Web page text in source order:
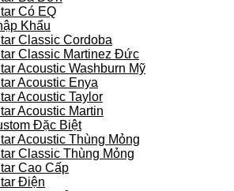
Có EQ
Khẩu
Classic Cordoba
Classic Martinez Đức
Acoustic Washburn Mỹ
Acoustic Enya
Acoustic Taylor
Acoustic Martin
Đặc Biệt
Acoustic Thùng Mỏng
Classic Thùng Mỏng
Cao Cấp
Điện